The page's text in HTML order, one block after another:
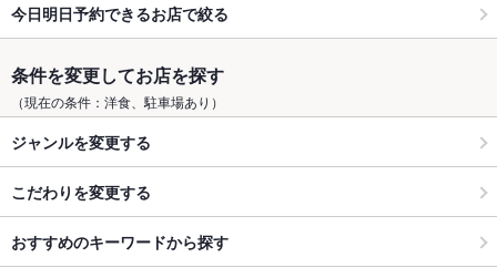
今日明日予約できるお店で絞る
条件を変更してお店を探す
（現在の条件：洋食、駐車場あり）
ジャンルを変更する
こだわりを変更する
おすすめのキーワードから探す